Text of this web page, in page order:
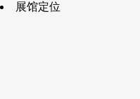
展馆定位